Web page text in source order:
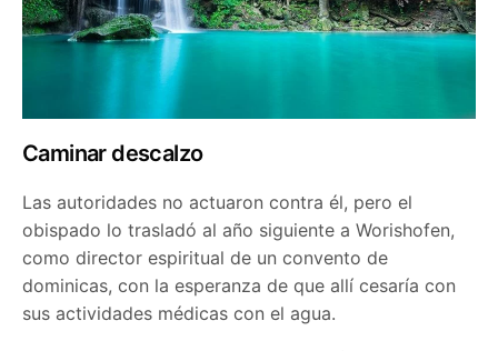
Caminar descalzo
Las autoridades no actuaron contra él, pero el
obispado lo trasladó al año siguiente a Worishofen,
como director espiritual de un convento de
dominicas, con la esperanza de que allí cesaría con
sus actividades médicas con el agua.